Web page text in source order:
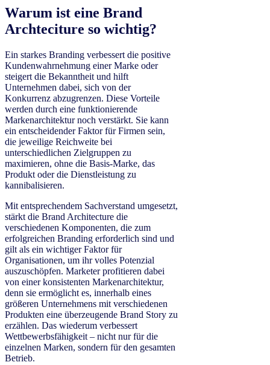
Warum ist eine Brand
Archteciture so wichtig?
Ein starkes Branding verbessert die positive
Kundenwahrnehmung einer Marke oder
steigert die Bekanntheit und hilft
Unternehmen dabei, sich von der
Konkurrenz abzugrenzen. Diese Vorteile
werden durch eine funktionierende
Markenarchitektur noch verstärkt. Sie kann
ein entscheidender Faktor für Firmen sein,
die jeweilige Reichweite bei
unterschiedlichen Zielgruppen zu
maximieren, ohne die Basis-Marke, das
Produkt oder die Dienstleistung zu
kannibalisieren.
Mit entsprechendem Sachverstand umgesetzt,
stärkt die Brand Architecture die
verschiedenen Komponenten, die zum
erfolgreichen Branding erforderlich sind und
gilt als ein wichtiger Faktor für
Organisationen, um ihr volles Potenzial
auszuschöpfen. Marketer profitieren dabei
von einer konsistenten Markenarchitektur,
denn sie ermöglicht es, innerhalb eines
größeren Unternehmens mit verschiedenen
Produkten eine überzeugende Brand Story zu
erzählen. Das wiederum verbessert
Wettbewerbsfähigkeit – nicht nur für die
einzelnen Marken, sondern für den gesamten
Betrieb.